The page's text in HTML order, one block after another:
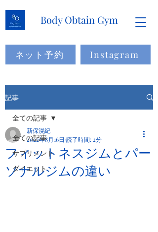
Body Obtain Gym
ネット予約 Instagram
記事
全ての記事
サプリメント
ダイエット
全ての記事
フィットネスジムとパー
ソナルジムの違い
新保滉紀
2022年8月16日 読了時間: 2分